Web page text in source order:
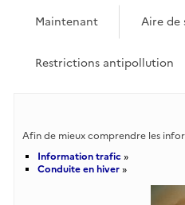
Maintenant Aire de
Restrictions antipollution
Afin de mieux comprendre les
Information trafic »
Conduite en hiver »